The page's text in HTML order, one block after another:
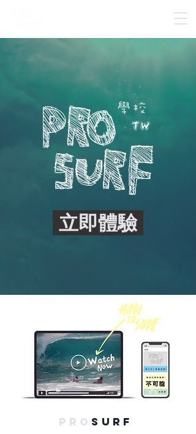
​ 立即體驗
PRO sURF